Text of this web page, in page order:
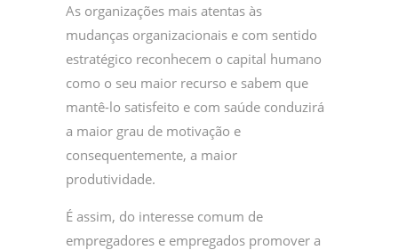
As organizações mais atentas às
mudanças organizacionais e com sentido
estratégico reconhecem o capital humano
como o seu maior recurso e sabem que
mantê-lo satisfeito e com saúde conduzirá
a maior grau de motivação e
consequentemente, a maior
produtividade.
É assim, do interesse comum de
empregadores e empregados promover a